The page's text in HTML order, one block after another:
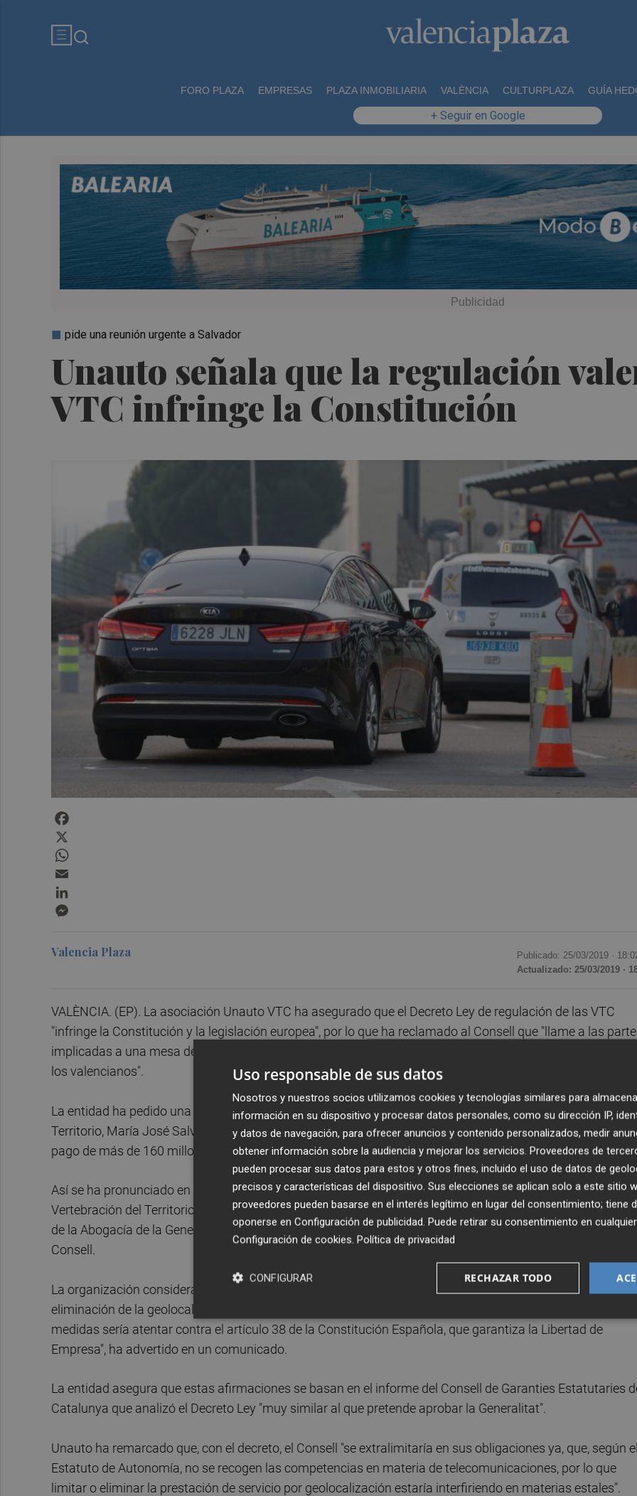
FORO PLAZA EMPRESAS PLAZA INMOBILIARIA VALÈNCIA CULTURPLAZA GUÍA
+ Seguir en Google
Unauto señala que la regulación
VTC infringe la Constitución
pide una reunión urgente a Salvador
Valencia Plaza Publicado: 25/03/2019 ·
Actualizado: 25/03/2019 ·
VALÈNCIA. (EP). La asociación Unauto VTC ha asegurado que el Decreto Ley de regulación de las VTC
"infringe la Constitución y la legislación europea", por lo que ha reclamado al Consell que "llame a las
implicadas a una mesa de diálogo para elaborar una normativa justa para el sector y que beneficie a
los valencianos".
La entidad ha pedido una reunión "urgente" a la consellera de Vivienda, Obras Públicas y Vertebración del
Territorio, María José Salvador, "para evitar la desaparición de más de 500 puestos de trabajo, así como el
pago de más de 160 millones de euros en indemnizaciones a los titulares de las autorizaciones VTC".
Así se ha pronunciado en un comunicado después de que la Conselleria de Vivienda, Obras Públicas y
Vertebración del Territorio vaya a continuar con la tramitación de la norma tras obtener el informe
de la Abogacía de la Generalitat. De esta manera, el ejecutivo prevé aprobarlo en el próximo pleno del
Consell.
La organización considera que el mínimo de 15 minutos para la precontratación del servicio de VTC y la
eliminación de la geolocalización son "factores determinantes para la existencia del sector, y tomar estas
medidas sería atentar contra el artículo 38 de la Constitución Española, que garantiza la Libertad de
Empresa", ha advertido en un comunicado.
La entidad asegura que estas afirmaciones se basan en el informe del Consell de Garanties Estatutaries
Catalunya que analizó el Decreto Ley "muy similar al que pretende aprobar la Generalitat".
Unauto ha remarcado que, con el decreto, el Consell "se extralimitaría en sus obligaciones ya, que, según
Estatuto de Autonomía, no se recogen las competencias en materia de telecomunicaciones, por lo que
limitar o eliminar la prestación de servicio por geolocalización estaría interfiriendo en materias estales".
Uso responsable de sus datos
Nosotros y nuestros socios utilizamos cookies y tecnologías similares para
información en su dispositivo y procesar datos personales, como su dirección IP,
y datos de navegación, para ofrecer anuncios y contenido personalizados, medir
obtener información sobre la audiencia y mejorar los servicios. Proveedores de
pueden procesar sus datos para estos y otros fines, incluido el uso de datos de
precisos y características del dispositivo. Sus elecciones se aplican solo a este sitio
proveedores pueden basarse en el interés legítimo en lugar del consentimiento; tiene
oponerse en Configuración de publicidad. Puede retirar su consentimiento en
Configuración de cookies. Política de privacidad
RECHAZAR TODO
CONFIGURAR